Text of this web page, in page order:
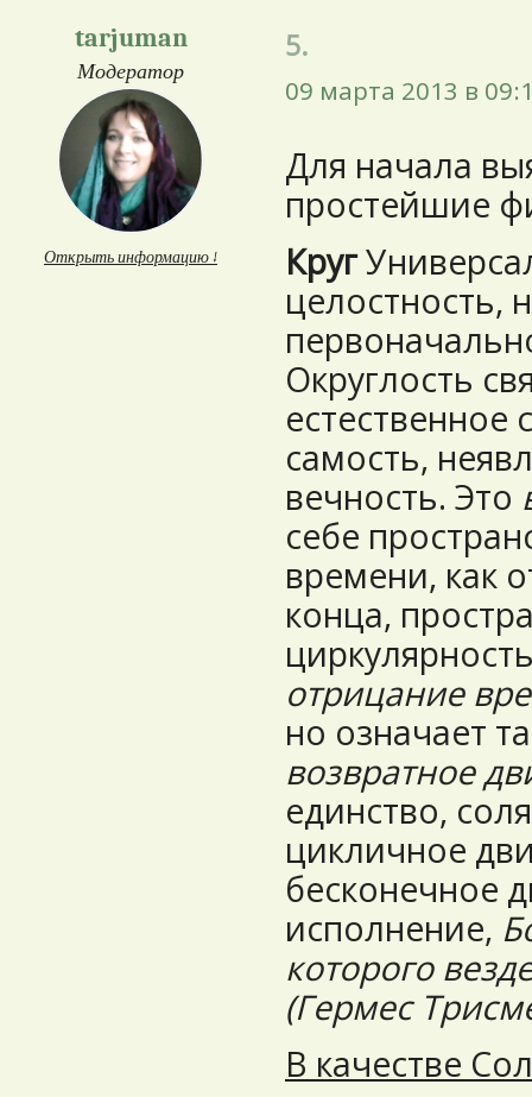
tarjuman
Модератор
Открыть информацию ↓
5.
09 марта 2013 в
Для начала
простейшие
Круг
целостность,
Округлость
самость,
вечность. Это
себе
времени, как
конца,
отрицание
но означает
возвратное
единство,
цикличное
бесконечное
исполнение,
которого
(Гермес
В качестве